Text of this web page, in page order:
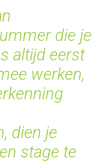
die je
altijd eerst
werken,
dien je
stage te